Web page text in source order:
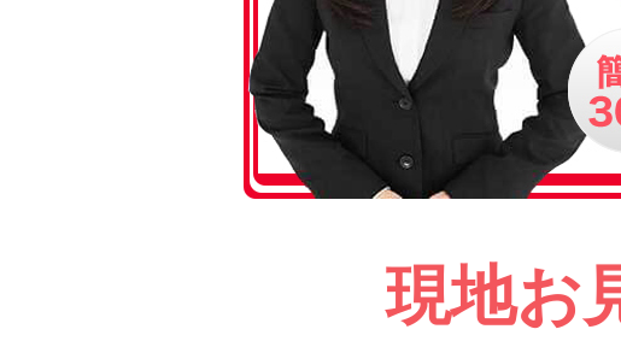
現地お